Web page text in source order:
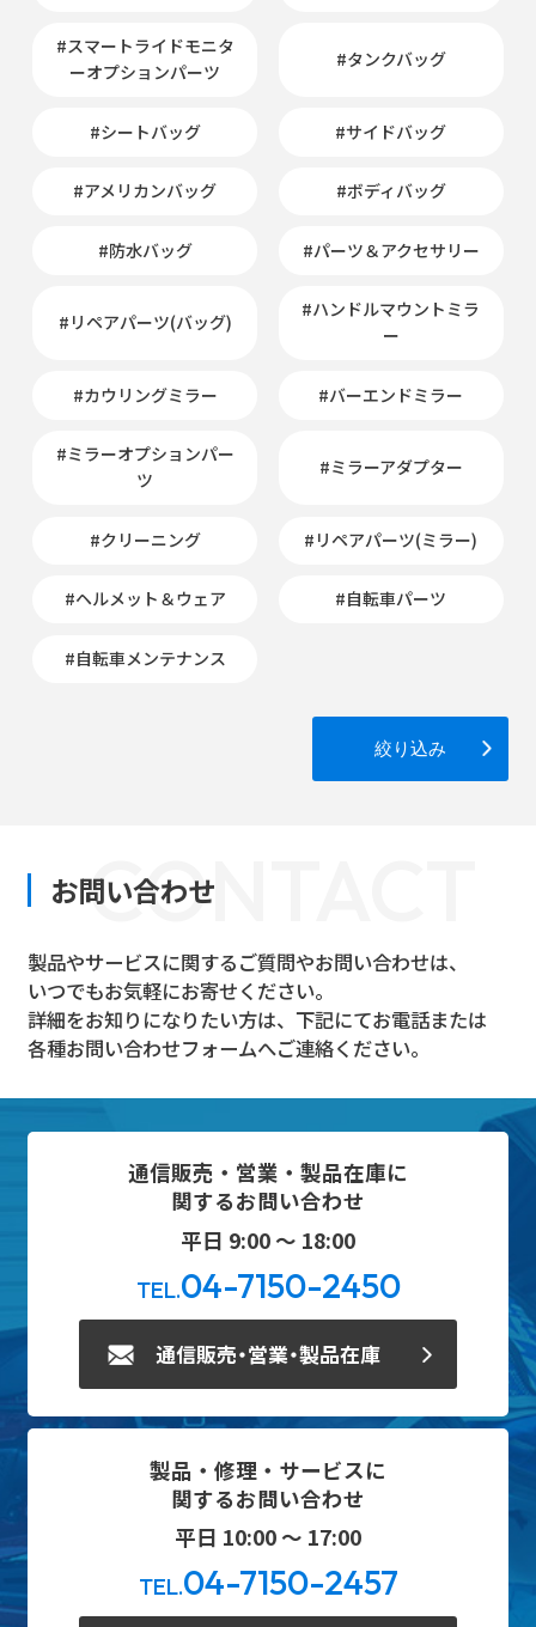
#スマートライドモニタ
ーオプションパーツ
#タンクバッグ
#シートバッグ #サイドバッグ
#アメリカンバッグ #ボディバッグ
#防水バッグ #パーツ＆アクセサリー
#リペアパーツ(バッグ)
#ハンドルマウントミラ
ー
#カウリングミラー #バーエンドミラー
#ミラーオプションパー
ツ
#ミラーアダプター
#クリーニング #リペアパーツ(ミラー)
#ヘルメット＆ウェア #自転車パーツ
#自転車メンテナンス
絞り込み
CONTACT
お問い合わせ
製品やサービスに関するご質問やお問い合わせは、
いつでもお気軽にお寄せください。
詳細をお知りになりたい方は、下記にてお電話または
各種お問い合わせフォームへご連絡ください。
通信販売・営業・製品在庫に
関するお問い合わせ
平日 9:00 ～ 18:00
TEL.04-7150-2450
通信販売・営業・製品在庫
製品・修理・サービスに
関するお問い合わせ
平日 10:00 ～ 17:00
TEL.04-7150-2457